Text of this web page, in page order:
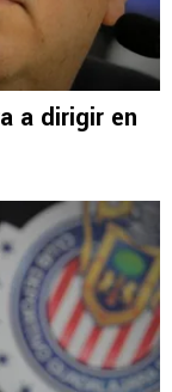
a dirigir en